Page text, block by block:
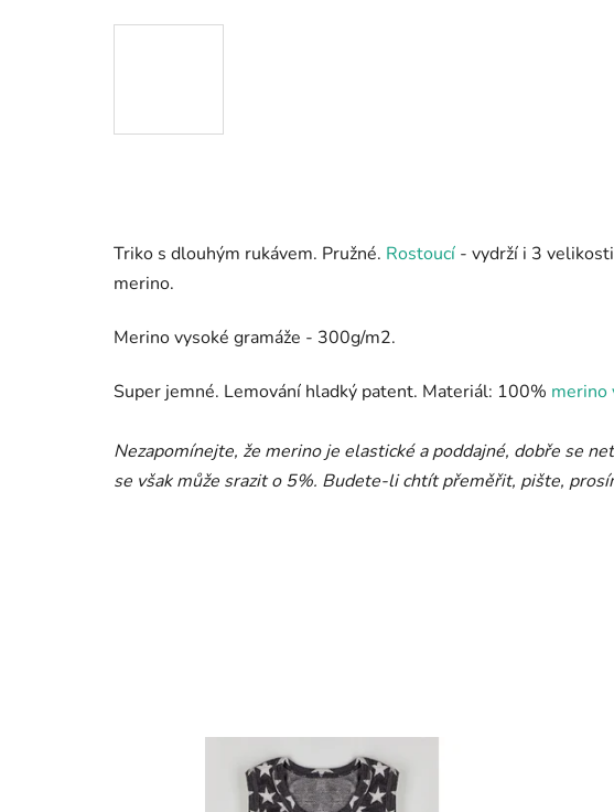
Triko s dlouhým rukávem. Pružné. Rostoucí - vydrží i 3
merino.
Merino vysoké gramáže - 300g/m2.
Super jemné. Lemování hladký patent. Materiál: 100% merino
Nezapomínejte, že merino je elastické a poddajné, dobře se
se však může srazit o 5%. Budete-li chtít přeměřit, pište,